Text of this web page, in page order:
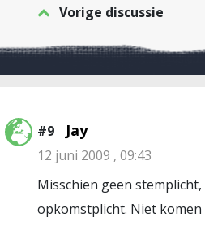
Vorige discussie
#9 Jay
12 juni 2009 , 09:43
Misschien geen
opkomstplicht. Niet